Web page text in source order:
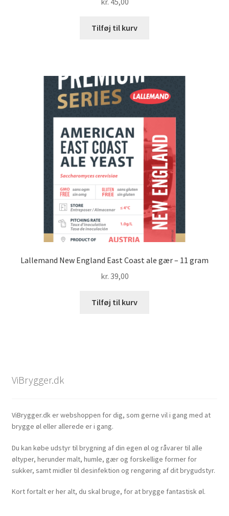
Tilføj til kurv
Lallemand New England East Coast ale gær – 11 gram
kr. 39,00
Tilføj til kurv
ViBrygger.dk
ViBrygger.dk er webshoppen for dig, som gerne vil i gang med at
brygge øl eller allerede er i gang.
Du kan købe udstyr til brygning af din egen øl og råvarer til alle
øltyper, herunder malt, humle, gær og forskellige former for
sukker, samt midler til desinfektion og rengøring af dit brygudstyr.
Kort fortalt er her alt, du skal bruge, for at brygge fantastisk øl.